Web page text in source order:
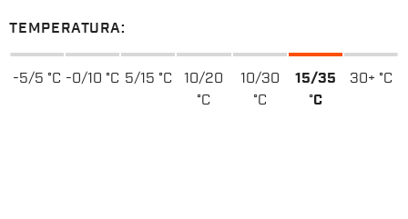
TEMPERATURA:
-5/5 °C -0/10 °C 5/15 °C
10/20
°C
10/30
°C
15/35
°C
30+ °C